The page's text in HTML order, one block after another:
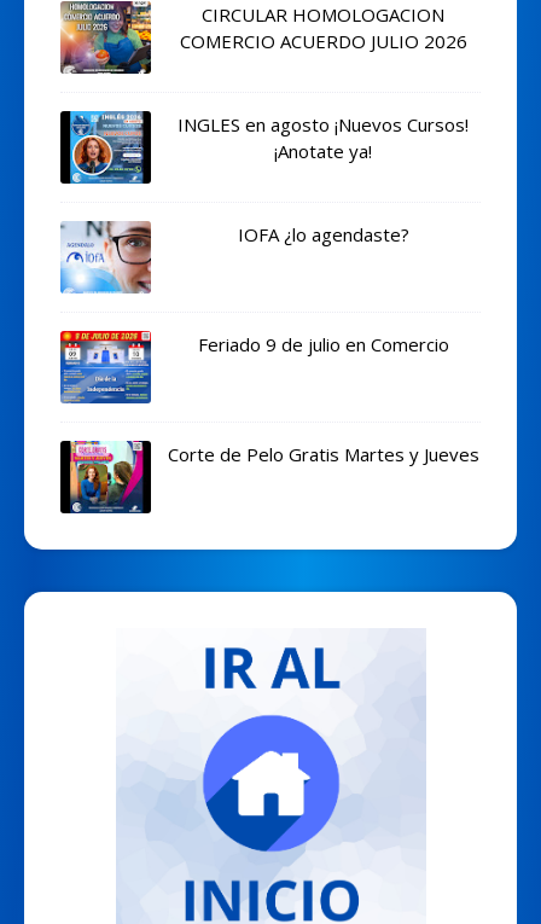
CIRCULAR HOMOLOGACION
COMERCIO ACUERDO JULIO 2026
INGLES en agosto ¡Nuevos Cursos!
¡Anotate ya!
IOFA ¿lo agendaste?
Feriado 9 de julio en Comercio
Corte de Pelo Gratis Martes y Jueves